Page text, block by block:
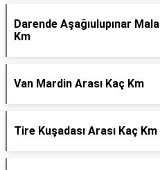
Darende Aşağıulupınar
Km
Van Mardin Arası Kaç Km
Tire Kuşadası Arası Kaç Km